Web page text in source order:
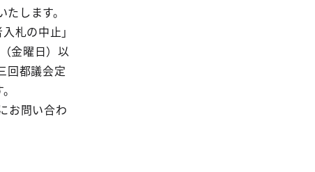
します。
札の中止」
金曜日）以
回都議会定
お問い合わ